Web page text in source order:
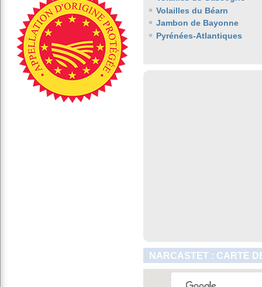
Volailles du Béarn
Jambon de Bayonne
Pyrénées-Atlantiques
NARCASTET : CARTE